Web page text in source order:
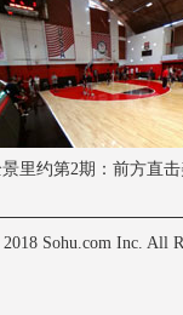
里约第2期：前方直
Sohu.com Inc. All